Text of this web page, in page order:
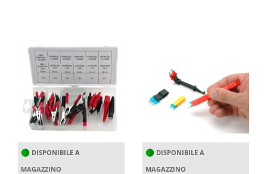
DISPONIBILE A
MAGAZZINO
DISPONIBILE A
MAGAZZINO